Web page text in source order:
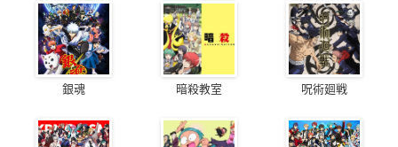
銀魂 暗殺教室 呪術廻戦